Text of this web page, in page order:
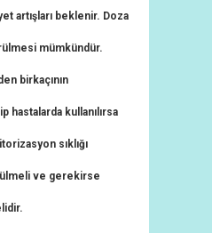
artışları beklenir. Doza
mümkündür.
birkaçının
hastalarda kullanılırsa
sıklığı
ve gerekirse